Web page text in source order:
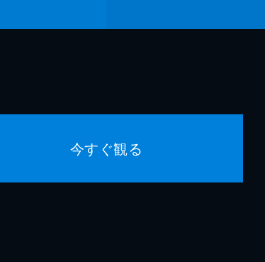
今すぐ観る